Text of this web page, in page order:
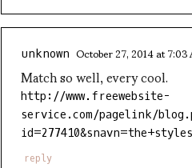
unknown October 27, 2014 at
Match so well, every cool.
http://www.freewebsite-
service.com/pagelink/
reply